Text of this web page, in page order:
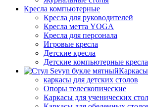
Кресла компьютерные
Кресла для руководителей
Кресла метта YOGA
Кресла для персонала
Игровые кресла
Детские кресла
Детские компьютерные кресла
каркасы для детских столов
Опоры телескопические
Каркасы для ученических